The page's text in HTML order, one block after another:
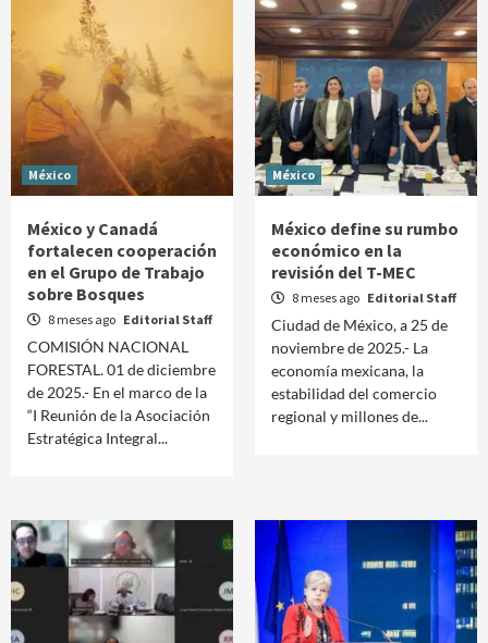
México
México y Canadá
fortalecen cooperación
en el Grupo de Trabajo
sobre Bosques
8 meses ago Editorial Staff
COMISIÓN NACIONAL
FORESTAL. 01 de diciembre
de 2025.- En el marco de la
“I Reunión de la Asociación
Estratégica Integral...
México
México define su rumbo
económico en la
revisión del T-MEC
8 meses ago Editorial Staff
Ciudad de México, a 25 de
noviembre de 2025.- La
economía mexicana, la
estabilidad del comercio
regional y millones de...